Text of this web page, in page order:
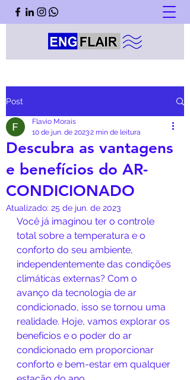
Post
Descubra as vantagens
e benefícios do AR-
CONDICIONADO
Flavio Morais
10 de jun. de 20232 min de leitura
Atualizado: 25 de jun. de 2023
Você já imaginou ter o controle
total sobre a temperatura e o
conforto do seu ambiente,
independentemente das condições
climáticas externas? Com o
avanço da tecnologia de ar
condicionado, isso se tornou uma
realidade. Hoje, vamos explorar os
benefícios e o poder do ar
condicionado em proporcionar
conforto e bem-estar em qualquer